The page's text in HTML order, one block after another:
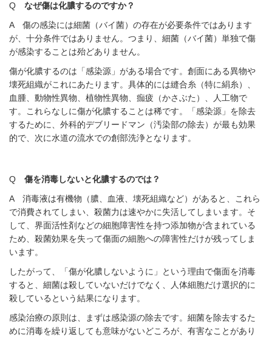
Q なぜ傷は化膿するのですか？
A 傷の感染には細菌（バイ菌）の存在が必要条件ではあります
が、十分条件ではありません。つまり、細菌（バイ菌）単独で傷
が感染することは殆どありません。
傷が化膿するのは「感染源」がある場合です。創面にある異物や
壊死組織がこれにあたります。具体的には縫合糸（特に絹糸）、
血腫、動物性異物、植物性異物、痂疲（かさぶた）、人工物で
す。これらなしに傷が化膿することは稀です。「感染源」を除去
するために、 外科的デブリードマン（汚染部の除去）が最も効果
的で、次に水道の流水での創部洗浄となります。
Q 傷を消毒しないと化膿するのでは？
A 消毒液は有機物（膿、血液、壊死組織など）があると、これら
で消費されてしまい、殺菌力は速やかに失活してしまいます。そ
して、界面活性剤などの細胞障害性を持つ添加物が含まれている
ため、殺菌効果を失って傷面の細胞への障害性だけが残ってしま
います。
したがって、「傷が化膿しないように」という理由で傷面を消毒
すると、細菌は殺していないだけでなく、人体細胞だけ選択的に
殺しているという結果になります。
感染治療の原則は、まずは感染源の除去です。細菌を除去するた
めに消毒を繰り返しても意味がないどころが、有害なことがあり